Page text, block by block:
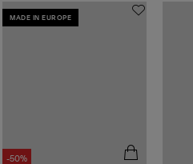
MADE IN EUROPE
-50%